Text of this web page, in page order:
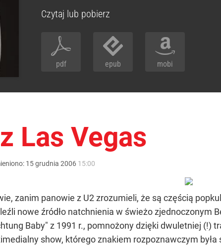
Czytaj lub pobierz
pdf epub mobi
Las Vegas
15grudnia 2006 15:00
zanim panowie z U2 zrozumieli, że są częścią
nowe źródło natchnienia w świeżo zjednoczonym
Baby" z 1991 r., pomnożony dzięki dwuletniej (!)
show, którego znakiem rozpoznawczym